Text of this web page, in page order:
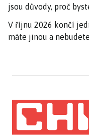
jsou důvody, proč
V říjnu 2026 končí
máte jinou a